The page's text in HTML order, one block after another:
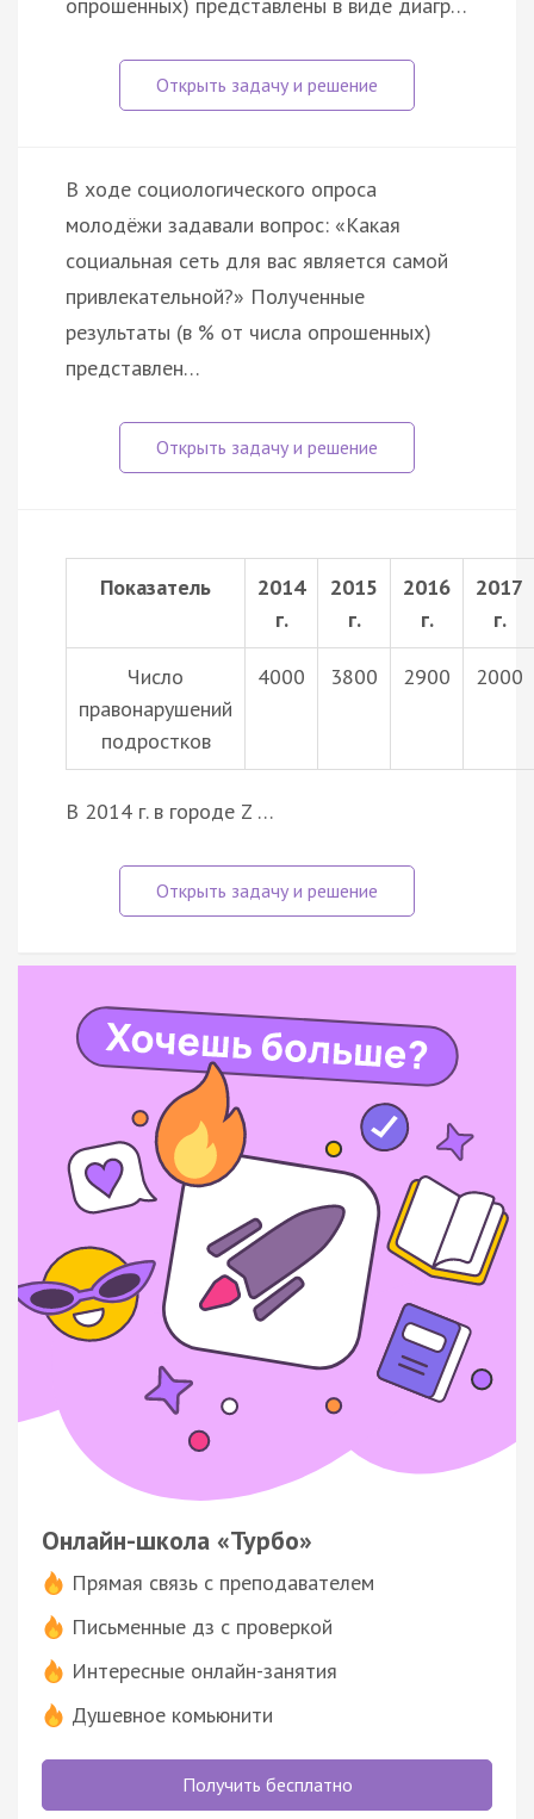
В ходе социологического опроса
молодёжи задавали вопрос: «Какая
социальная сеть для вас является самой
привлекательной?» Полученные
результаты (в % от числа опрошенных)
представлен…
Показатель
2014
г.
2015
г.
2016
г.
2017
г.
Число
правонарушений
подростков
4000 3800 2900 2000
В 2014 г. в городе Z …
Онлайн-школа «Турбо»
Прямая связь с преподавателем
Письменные дз с проверкой
Интересные онлайн-занятия
Душевное комьюнити
Получить бесплатно